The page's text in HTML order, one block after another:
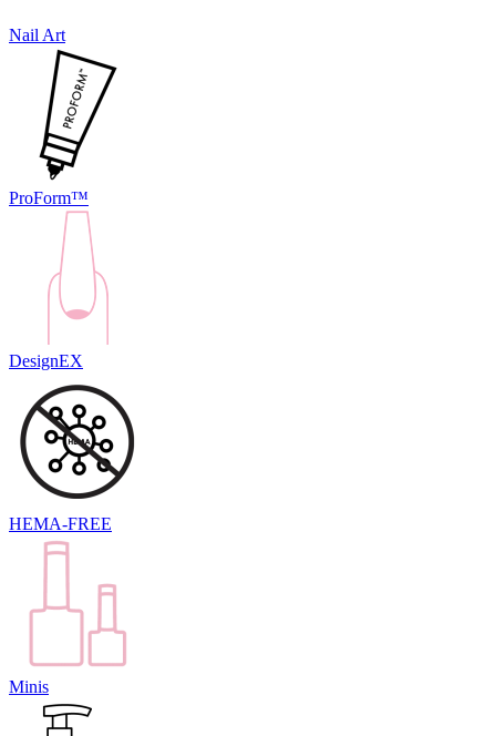
Nail Art
ProForm™
DesignEX
HEMA-FREE
Minis